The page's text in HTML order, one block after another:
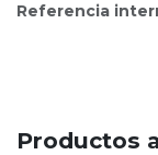
Referencia
Productos